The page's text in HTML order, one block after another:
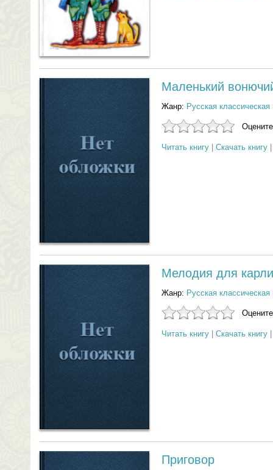
Маленький
Жанр: Русская классическая
Читать книгу Скачать книгу
Мелодия для
Жанр: Русская классическая
Читать книгу Скачать книгу
Приговор